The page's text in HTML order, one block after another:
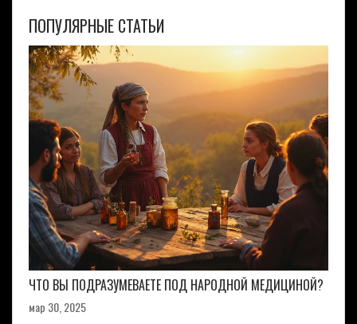
ПОПУЛЯРНЫЕ СТАТЬИ
ЧТО ВЫ ПОДРАЗУМЕВАЕТЕ ПОД НАРОДНОЙ МЕДИЦИНОЙ?
мар 30, 2025